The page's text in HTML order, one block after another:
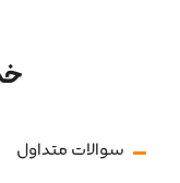
سوالات متداول